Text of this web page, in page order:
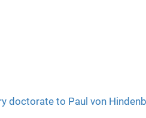
doctorate to Paul von